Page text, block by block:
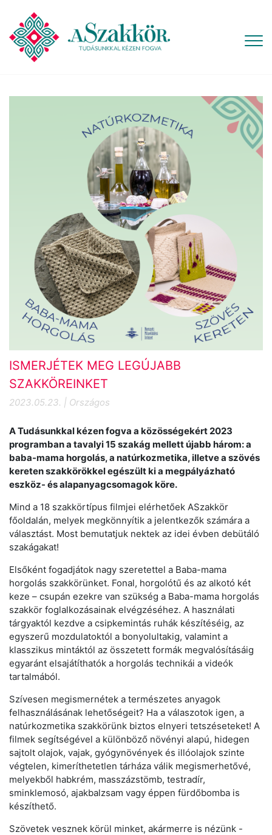
ISMERJÉTEK MEG LEGÚJABB
SZAKKÖREINKET
2023.05.23. | Országos
A Tudásunkkal kézen fogva a közösségekért 2023
programban a tavalyi 15 szakág mellett újabb három: a
baba-mama horgolás, a natúrkozmetika, illetve a szövés
kereten szakkörökkel egészült ki a megpályázható
eszköz- és alapanyagcsomagok köre.
Mind a 18 szakkörtípus filmjei elérhetőek ASzakkör
főoldalán, melyek megkönnyítik a jelentkezők számára a
választást. Most bemutatjuk nektek az idei évben debütáló
szakágakat!
Elsőként fogadjátok nagy szeretettel a Baba-mama
horgolás szakkörünket. Fonal, horgolótű és az alkotó két
keze – csupán ezekre van szükség a Baba-mama horgolás
szakkör foglalkozásainak elvégzéséhez. A használati
tárgyaktól kezdve a csipkemintás ruhák készítéséig, az
egyszerű mozdulatoktól a bonyolultakig, valamint a
klasszikus mintáktól az összetett formák megvalósításáig
egyaránt elsajátíthatók a horgolás technikái a videók
tartalmából.
Szívesen megismernétek a természetes anyagok
felhasználásának lehetőségeit? Ha a válaszotok igen, a
natúrkozmetika szakkörünk biztos elnyeri tetszéseteket! A
filmek segítségével a különböző növényi alapú, hidegen
sajtolt olajok, vajak, gyógynövények és illóolajok szinte
végtelen, kimeríthetetlen tárháza válik megismerhetővé,
melyekből habkrém, masszázstömb, testradír,
sminklemosó, ajakbalzsam vagy éppen fürdőbomba is
készíthető.
Szövetek vesznek körül minket, akármerre is nézünk -